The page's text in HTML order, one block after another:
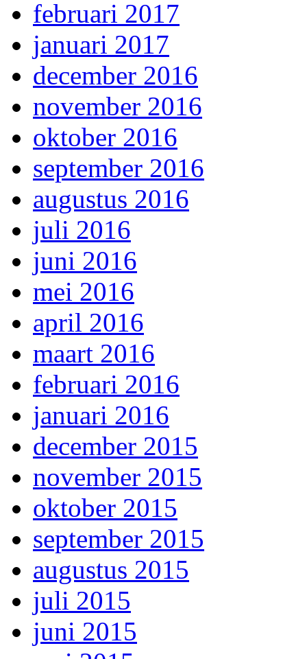
februari 2017
januari 2017
december 2016
november 2016
oktober 2016
september 2016
augustus 2016
juli 2016
juni 2016
mei 2016
april 2016
maart 2016
februari 2016
januari 2016
december 2015
november 2015
oktober 2015
september 2015
augustus 2015
juli 2015
juni 2015